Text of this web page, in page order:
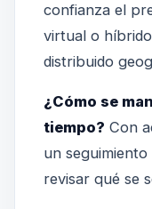
confianza el
virtual o
distribuido
¿Cómo se
tiempo? Con
un
revisar qué se